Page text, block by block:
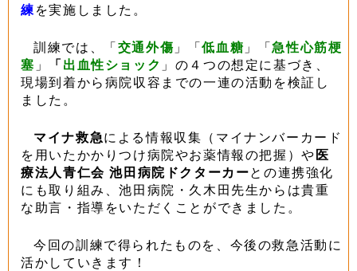
練 を実施しました。
訓練では、「 交通外傷 」「低血糖 」「急性心筋梗
塞 」 「 出血性ショック 」の４つの想定に基づき、
現場到着から病院収容までの一連の活動を検証し
ました。
マイナ救急による情報収集（マイナンバーカード
を用いたかかりつけ病院やお薬情報の把握）や 医
療法人青仁会 池田病院ドクターカーとの連携強化
にも取り組み、池田病院・久木田先生からは貴重
な助言・指導をいただくことができました。
今回の訓練で得られたものを、今後の救急活動に
活かしていきます！